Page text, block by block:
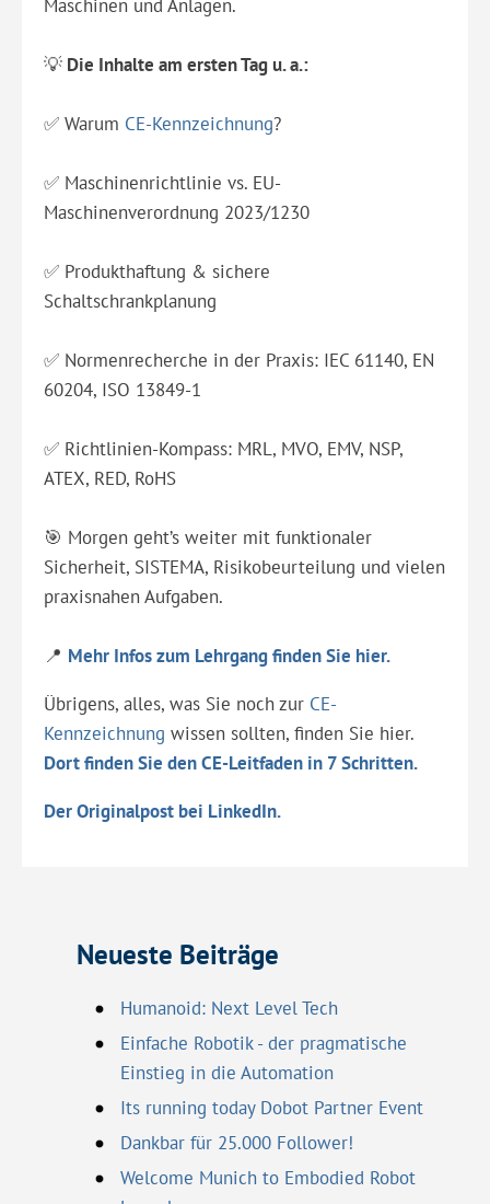
Maschinen und Anlagen.
💡 Die Inhalte am ersten Tag u. a.:
✅ Warum CE-Kennzeichnung?
✅ Maschinenrichtlinie vs. EU-
Maschinenverordnung 2023/1230
✅ Produkthaftung & sichere
Schaltschrankplanung
✅ Normenrecherche in der Praxis: IEC 61140, EN
60204, ISO 13849-1
✅ Richtlinien-Kompass: MRL, MVO, EMV, NSP,
ATEX, RED, RoHS
🎯 Morgen geht’s weiter mit funktionaler
Sicherheit, SISTEMA, Risikobeurteilung und vielen
praxisnahen Aufgaben.
📍 Mehr Infos zum Lehrgang finden Sie hier.
Übrigens, alles, was Sie noch zur CE-
Kennzeichnung wissen sollten, finden Sie hier.
Dort finden Sie den CE-Leitfaden in 7 Schritten.
Der Originalpost bei LinkedIn.
Neueste Beiträge
Humanoid: Next Level Tech
Einfache Robotik - der pragmatische
Einstieg in die Automation
Its running today Dobot Partner Event
Dankbar für 25.000 Follower!
Welcome Munich to Embodied Robot